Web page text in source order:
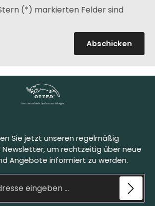
(*) markierten Felder sind
Abschicken
Sie jetzt unseren regelmäßig
um rechtzeitig über neue
Angebote informiert zu werden.